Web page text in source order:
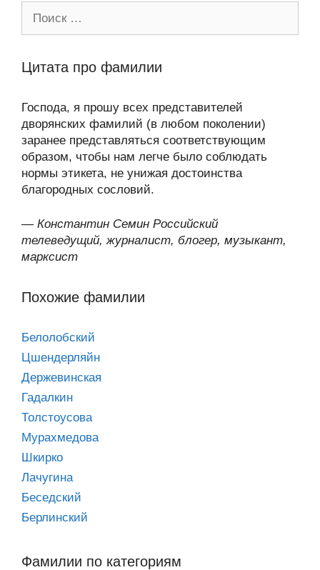
Цитата про фамилии
Господа, я прошу всех представителей
дворянских фамилий (в любом поколении)
заранее представляться соответствующим
образом, чтобы нам легче было соблюдать
нормы этикета, не унижая достоинства
благородных сословий.
— Константин Семин Российский
телеведущий, журналист, блогер, музыкант,
марксист
Похожие фамилии
Белолобский
Цшендерляйн
Держевинская
Гадалкин
Толстоусова
Мурахмедова
Шкирко
Лачугина
Беседский
Берлинский
Фамилии по категориям